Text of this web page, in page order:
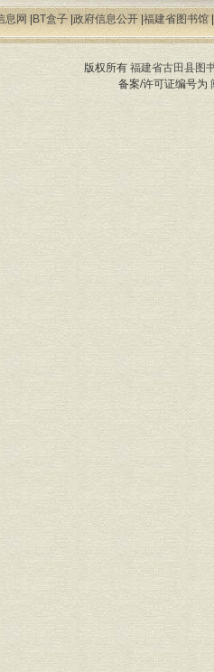
息网|BT盒子|政府信息公开|福建省图书馆|
版权所有 福建省古田县图
备案/许可证编号为